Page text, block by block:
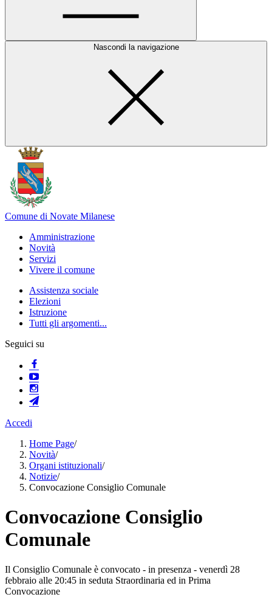
Nascondi la navigazione
Comune di Novate Milanese
Amministrazione
Novità
Servizi
Vivere il comune
Assistenza sociale
Elezioni
Istruzione
Tutti gli argomenti...
Seguici su
Accedi
Home Page/
Novità/
Organi istituzionali/
Notizie/
Convocazione Consiglio Comunale
Convocazione Consiglio
Comunale
Il Consiglio Comunale è convocato - in presenza - venerdì 28
febbraio alle 20:45 in seduta Straordinaria ed in Prima
Convocazione